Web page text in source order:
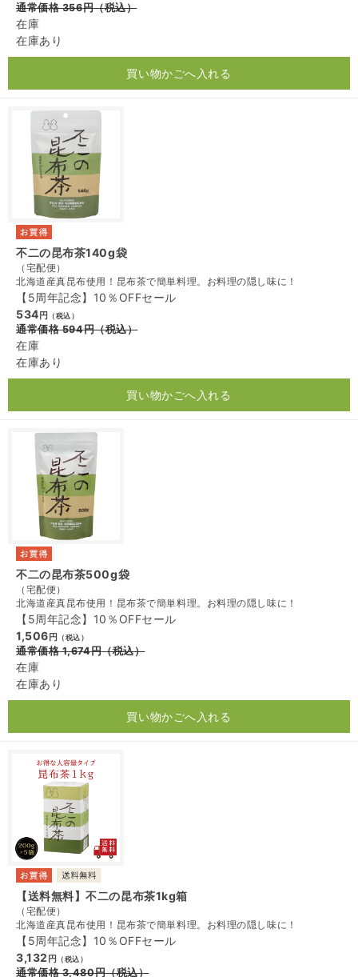
通常価格356円（税込）
在庫
在庫あり
買い物かごへ入れる
不二の昆布茶140g袋
（宅配便）
北海道産真昆布使用！昆布茶で簡単料理。お料理の隠し味に！
【5周年記念】10％OFFセール
534 円 （税込）
通常価格594円（税込）
在庫
在庫あり
買い物かごへ入れる
不二の昆布茶500g袋
（宅配便）
北海道産真昆布使用！昆布茶で簡単料理。お料理の隠し味に！
【5周年記念】10％OFFセール
1,506 円 （税込）
通常価格1,674円（税込）
在庫
在庫あり
買い物かごへ入れる
【送料無料】不二の昆布茶1kg箱
（宅配便）
北海道産真昆布使用！昆布茶で簡単料理。お料理の隠し味に！
【5周年記念】10％OFFセール
3,132 円 （税込）
通常価格3,480円（税込）